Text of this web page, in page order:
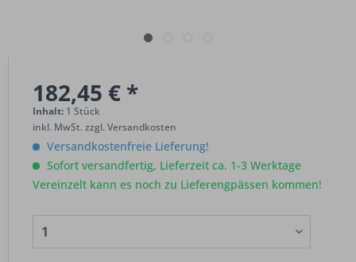
182,45 € *
Inhalt: 1 Stück
inkl. MwSt.zzgl. Versandkosten
Versandkostenfreie Lieferung!
Sofort versandfertig, Lieferzeit ca. 1-3 Werktage
Vereinzelt kann es noch zu Lieferengpässen kommen!